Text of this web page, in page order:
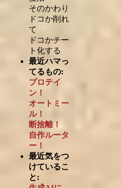
そのかわり
ドコか削れ
て
ドコかチー
ト化する
最近ハマっ
てるもの:
プロテイ
ン！
オートミー
ル！
断捨離！
自作ルータ
ー！
最近気をつ
けているこ
と: